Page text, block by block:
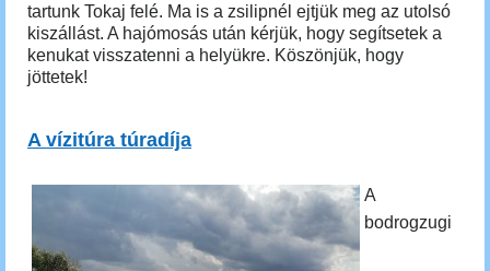
tartunk Tokaj felé. Ma is a zsilipnél ejtjük meg az utolsó
kiszállást. A hajómosás után kérjük, hogy segítsetek a
kenukat visszatenni a helyükre. Köszönjük, hogy
jöttetek!
A vízitúra túradíja
A
bodrogzugi